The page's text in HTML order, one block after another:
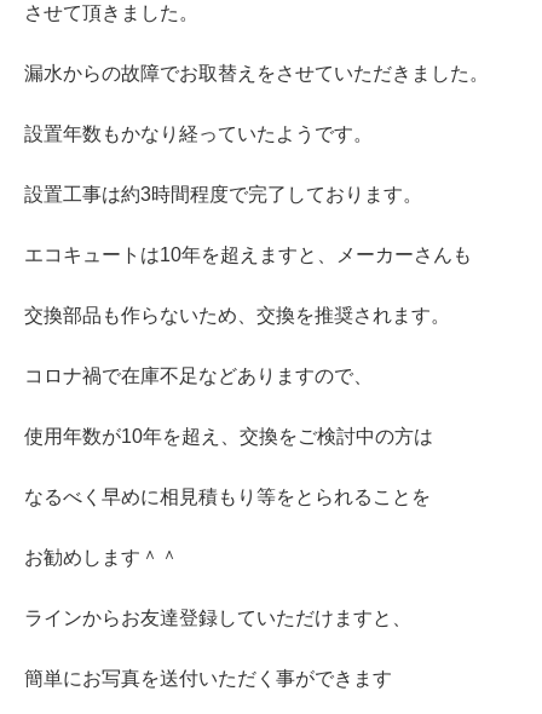
させて頂きました。
漏水からの故障でお取替えをさせていただきました。
設置年数もかなり経っていたようです。
設置工事は約3時間程度で完了しております。
エコキュートは10年を超えますと、メーカーさんも
交換部品も作らないため、交換を推奨されます。
コロナ禍で在庫不足などありますので、
使用年数が10年を超え、交換をご検討中の方は
なるべく早めに相見積もり等をとられることを
お勧めします＾＾
ラインからお友達登録していただけますと、
簡単にお写真を送付いただく事ができます